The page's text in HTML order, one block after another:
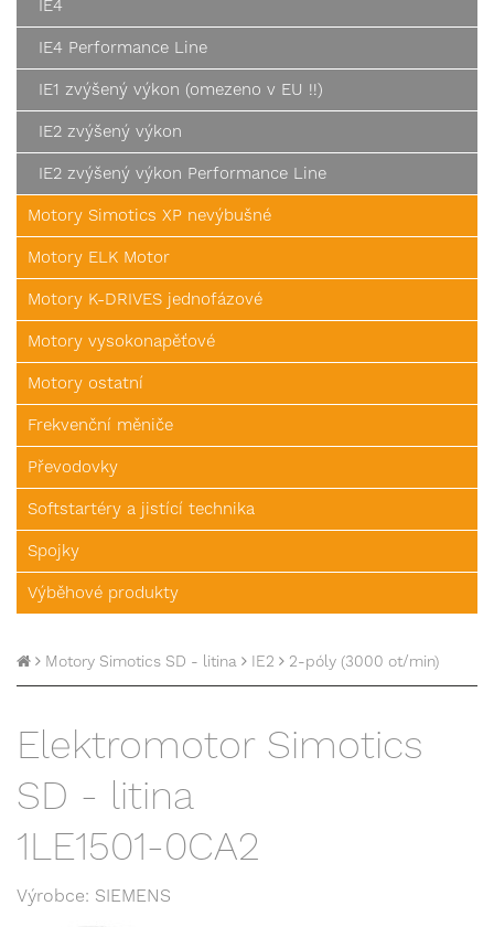
IE4
IE4 Performance Line
IE1 zvýšený výkon (omezeno v EU !!)
IE2 zvýšený výkon
IE2 zvýšený výkon Performance Line
Motory Simotics XP nevýbušné
Motory ELK Motor
Motory K-DRIVES jednofázové
Motory vysokonapěťové
Motory ostatní
Frekvenční měniče
Převodovky
Softstartéry a jistící technika
Spojky
Výběhové produkty
Motory Simotics SD - litina IE2 2-póly (3000 ot/min)
Elektromotor Simotics
SD - litina
1LE1501-0CA2
Výrobce: SIEMENS